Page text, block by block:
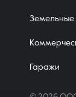
Земельные
Гаражи